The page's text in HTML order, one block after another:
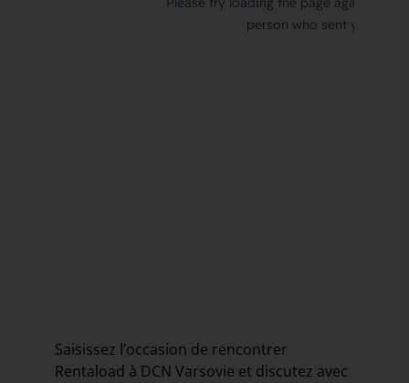
Saisissez l’occasion de rencontrer
Rentaload à DCN Varsovie et discutez avec